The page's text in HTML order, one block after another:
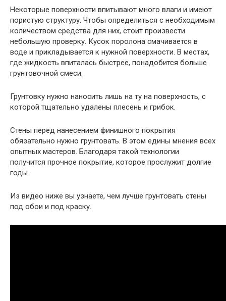
Некоторые поверхности впитывают много влаги и имеют
пористую структуру. Чтобы определиться с необходимым
количеством средства для них, стоит произвести
небольшую проверку. Кусок поролона смачивается в
воде и прикладывается к нужной поверхности. В местах,
где жидкость впиталась быстрее, понадобится больше
грунтовочной смеси.
Грунтовку нужно наносить лишь на ту на поверхность, с
которой тщательно удалены плесень и грибок.
Стены перед нанесением финишного покрытия
обязательно нужно грунтовать. В этом едины мнения всех
опытных мастеров. Благодаря такой технологии
получится прочное покрытие, которое прослужит долгие
годы.
Из видео ниже вы узнаете, чем лучше грунтовать стены
под обои и под краску.